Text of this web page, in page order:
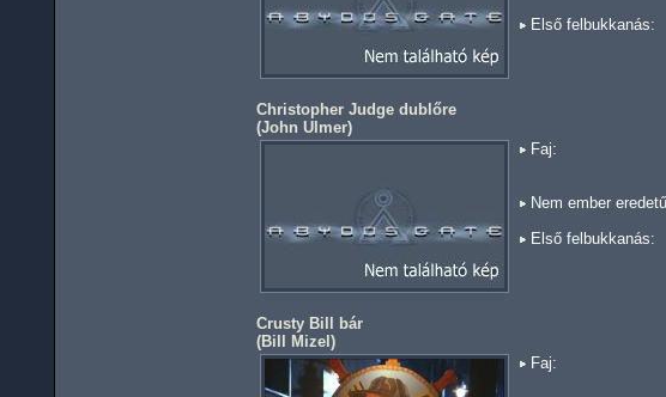
Első felbukkanás:
Christopher Judge dublőre
(John Ulmer)
Faj:
Nem ember eredetű
Első felbukkanás:
Crusty Bill bár
(Bill Mizel )
Faj: